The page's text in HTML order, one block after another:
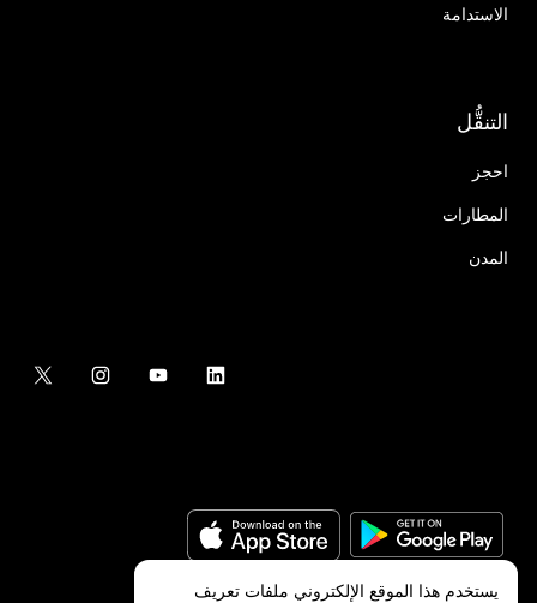
الاستدامة
التنقُّل
احجز
المطارات
المدن
يستخدم هذا الموقع الإلكتروني ملفات تعريف